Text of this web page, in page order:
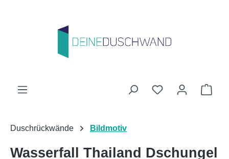
Du hast 0
Duschrückwände Bildmotiv
Wasserfall Thailand Dschungel